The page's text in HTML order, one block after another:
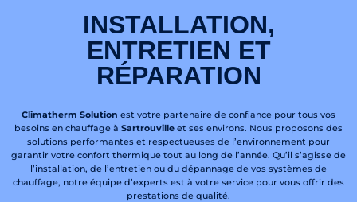
INSTALLATION,
ENTRETIEN ET
RÉPARATION
Climatherm Solution est votre partenaire de confiance pour tous vos
besoins en chauffage à Sartrouville et ses environs. Nous proposons des
solutions performantes et respectueuses de l’environnement pour
garantir votre confort thermique tout au long de l’année. Qu’il s’agisse de
l’installation, de l’entretien ou du dépannage de vos systèmes de
chauffage, notre équipe d’experts est à votre service pour vous offrir des
prestations de qualité.